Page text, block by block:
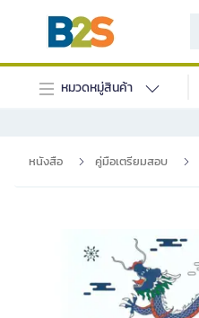
หมวดหมู่สินค้า
หนังสือ คู่มือเตรียมสอบ